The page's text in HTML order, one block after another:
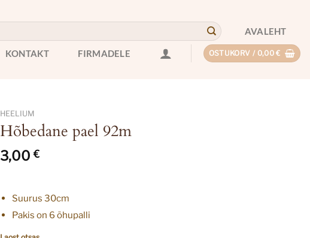
AVALEHT
KONTAKT FIRMADELE OSTUKORV / 0,00€
HEELIUM
Hõbedane pael 92m
3,00€
Suurus 30cm
Pakis on 6 õhupalli